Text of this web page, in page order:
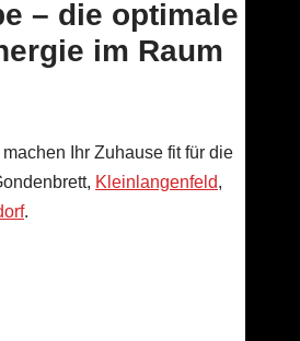
– die optimale
im Raum
Ihr Zuhause fit für die
Kleinlangenfeld,
.